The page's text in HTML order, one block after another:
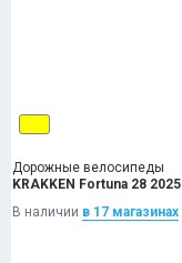
Дорожные велосипеды
KRAKKEN Fortuna 28 2025
В наличии в 17 магазинах